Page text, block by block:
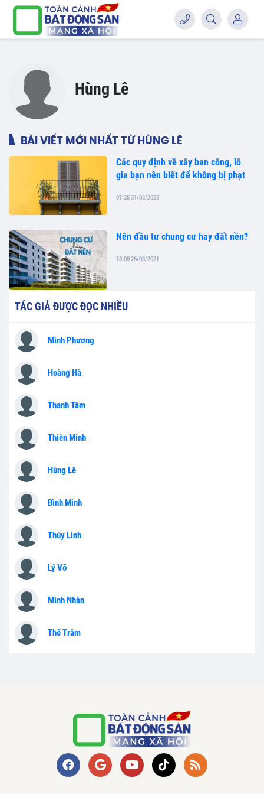
Hùng Lê
BÀI VIẾT MỚI NHẤT TỪ HÙNG LÊ
Các quy định về xây ban công, lô
gia bạn nên biết để không bị phạt
07:35 31/03/2023
Nên đầu tư chung cư hay đất nền?
18:00 26/08/2021
TÁC GIẢ ĐƯỢC ĐỌC NHIỀU
Minh Phương
Hoàng Hà
Thanh Tâm
Thiên Minh
Hùng Lê
Bình Minh
Thùy Linh
Lý Võ
Minh Nhàn
Thế Trâm